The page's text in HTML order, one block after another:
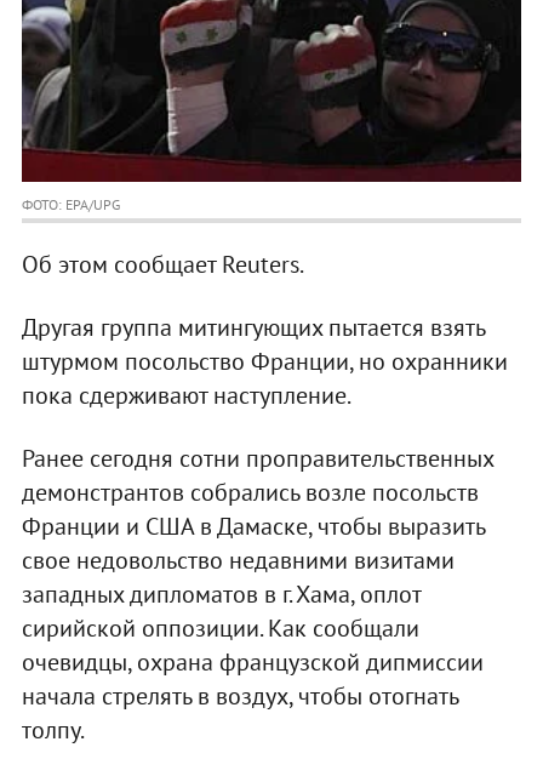
ФОТО: EPA/UPG
Об этом сообщает Reuters.
Другая группа митингующих пытается взять
штурмом посольство Франции, но охранники
пока сдерживают наступление.
Ранее сегодня сотни проправительственных
демонстрантов собрались возле посольств
Франции и США в Дамаске, чтобы выразить
свое недовольство недавними визитами
западных дипломатов в г. Хама, оплот
сирийской оппозиции. Как сообщали
очевидцы, охрана французской дипмиссии
начала стрелять в воздух, чтобы отогнать
толпу.